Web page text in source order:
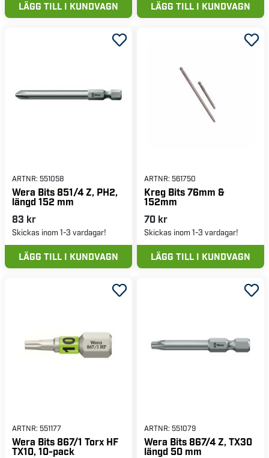
LÄGG TILL I KUNDVAGN LÄGG TILL I KUNDVAGN
ARTNR: 551058
Wera Bits 851/4 Z, PH2,
längd 152 mm
83 kr
Skickas inom 1-3 vardagar!
LÄGG TILL I KUNDVAGN
ARTNR: 561750
Kreg Bits 76mm &
152mm
70 kr
Skickas inom 1-3 vardagar!
LÄGG TILL I KUNDVAGN
ARTNR: 551177
Wera Bits 867/1 Torx HF
TX10, 10-pack
ARTNR: 551079
Wera Bits 867/4 Z, TX30
längd 50 mm